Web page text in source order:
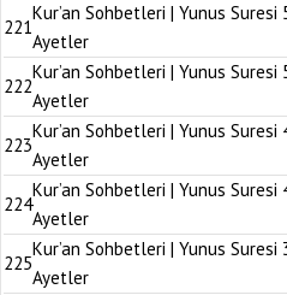
221
Kur’an Sohbetleri | Yunus Suresi
Ayetler
222
Kur’an Sohbetleri | Yunus Suresi
Ayetler
223
Kur’an Sohbetleri | Yunus Suresi
Ayetler
224
Kur’an Sohbetleri | Yunus Suresi
Ayetler
225
Kur’an Sohbetleri | Yunus Suresi
Ayetler